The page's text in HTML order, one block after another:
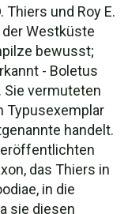
und Roy E.
Westküste
bewusst;
- Boletus
Sie vermuteten
Typusexemplar
handelt.
das Thiers in
in die
sie diesen